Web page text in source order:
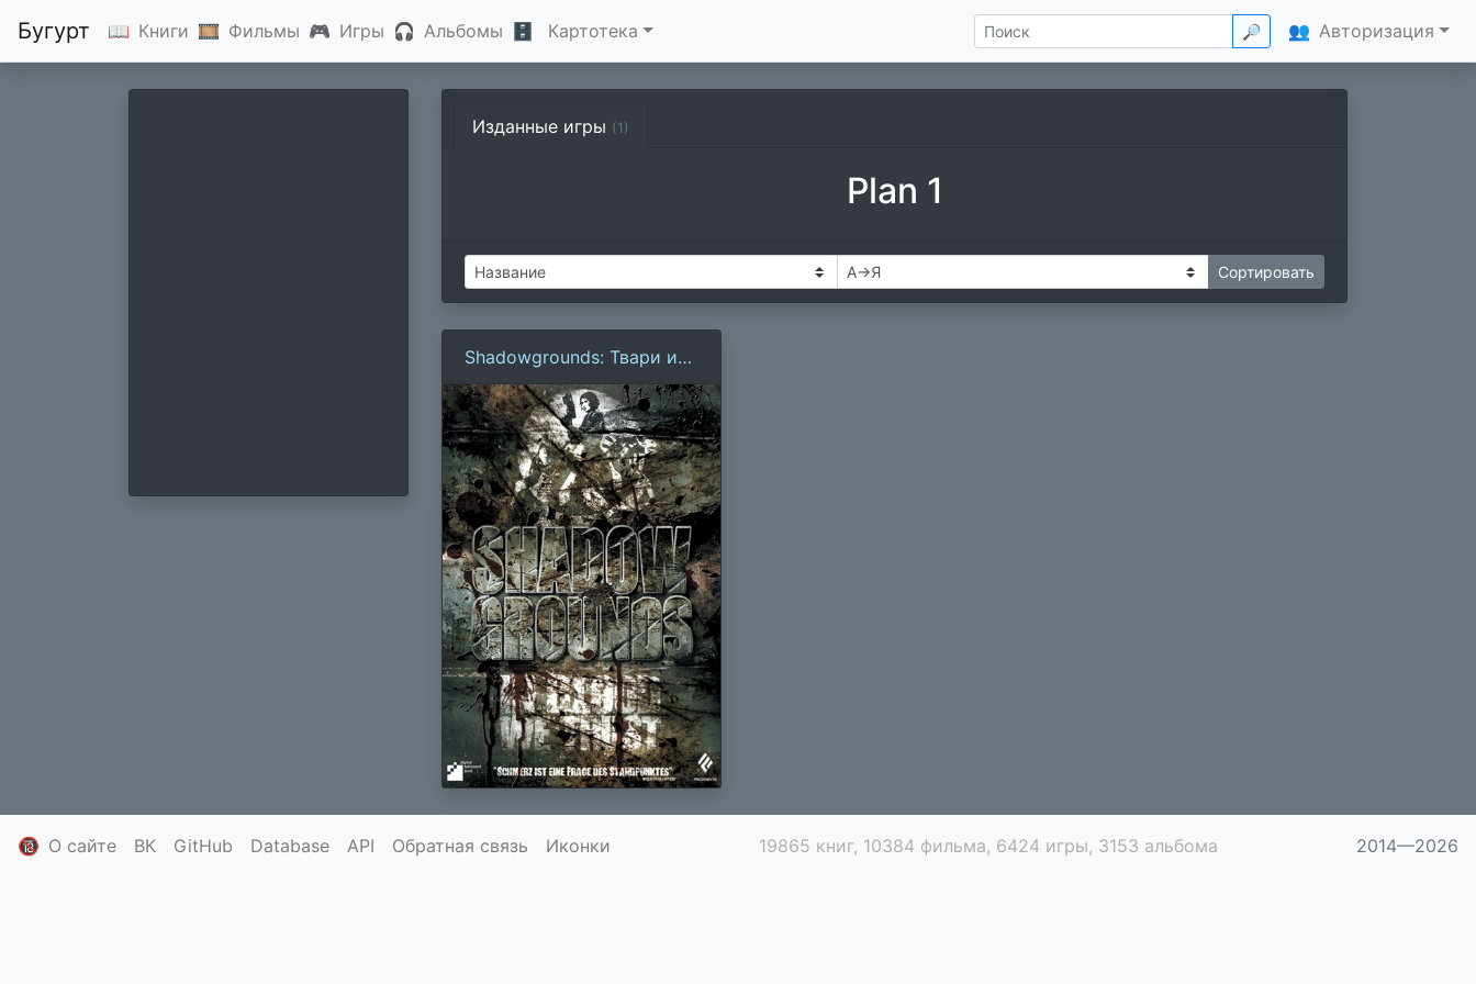
Бугурт 📖 Книги 🎞 Фильмы 🎮 Игры 🎧 Альбомы 🗄 Картотека 🔎 👥 Авторизация
Изданные игры (1)
Plan 1
Shadowgrounds: Твари из
космоса
🔞 О сайте ВК GitHub Database API Обратная связь Иконки 19865 книг, 10384 фильма, 6424 игры, 3153 альбома 2014—2026